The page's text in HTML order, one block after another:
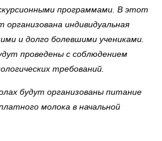
программами. В этот
индивидуальная
и долго болевшими учениками.
проведены с соблюдением
требований.
будут организованы питание
молока в начальной